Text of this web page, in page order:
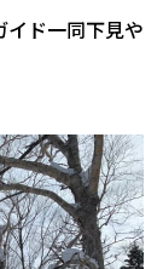
イド一同下見や